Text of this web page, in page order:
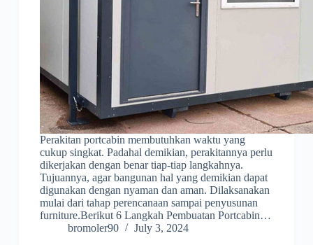
Perakitan portcabin membutuhkan waktu yang
cukup singkat. Padahal demikian, perakitannya perlu
dikerjakan dengan benar tiap-tiap langkahnya.
Tujuannya, agar bangunan hal yang demikian dapat
digunakan dengan nyaman dan aman. Dilaksanakan
mulai dari tahap perencanaan sampai penyusunan
furniture.Berikut 6 Langkah Pembuatan Portcabin…
bromoler90
July 3, 2024